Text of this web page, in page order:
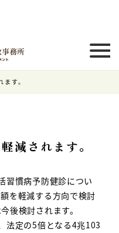
す。
減されます。
習慣病予防健診につい
を軽減する方向で検討
後検討されます。
法定の5倍となる4兆103